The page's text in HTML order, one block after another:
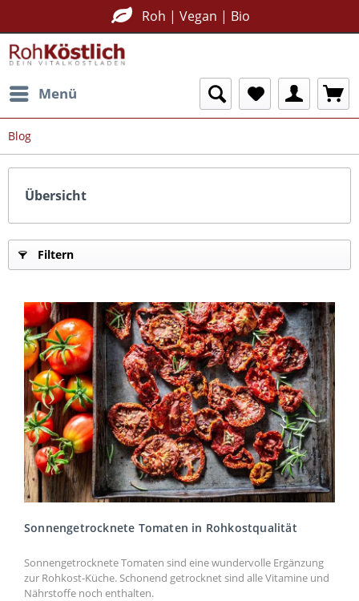
Roh | Vegan | Bio
Menü
Blog
Übersicht
Filtern
Sonnengetrocknete Tomaten in Rohkostqualität
Sonnengetrocknete Tomaten sind eine wundervolle Ergänzung
zur Rohkost-Küche. Schonend getrocknet sind alle Vitamine und
Nährstoffe noch enthalten.